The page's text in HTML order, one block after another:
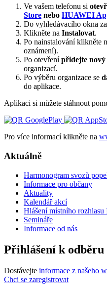
Ve vašem telefonu si
Store nebo HUAWEI
Do vyhledávacího okna
Klikněte na Instalovat.
Po nainstalování klikněte
oznámení).
Po otevřenípřidejte nový
organizací.
Po výběru organizace se
do aplikace.
Aplikaci si můžete stáhnout
Pro více informací klikněte na
Aktuálně
Harmonogram svozů
Informace pro občany
Aktuality
Kalendář akcí
Hlášení místního rozhlasu
Semináře
Informace od nás
Přihlášení k
Dostávejte informace z našeho
Chci se zaregistrovat